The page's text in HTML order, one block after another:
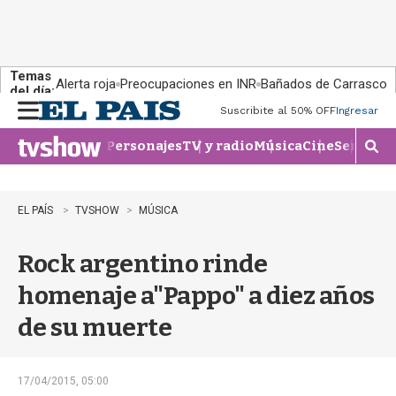
Temas
del día:Alerta roja Preocupaciones en INR Bañados de Carrasco
n
u
Suscribite al 50% OFFIngresar
PersonajesTV y radioMúsicaCineSeries
M
o
�
EL PAÍS TVSHOW MÚSICA
Rock argentino rinde
homenaje a"Pappo" a diez años
de su muerte
17/04/2015, 05:00